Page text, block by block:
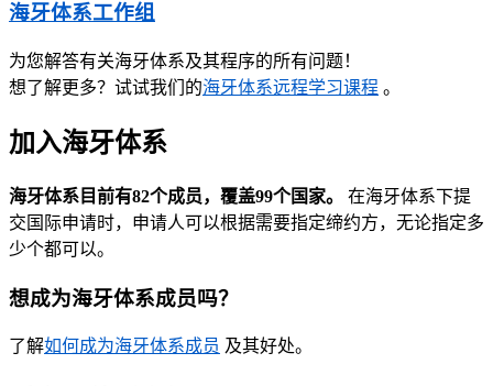
海牙体系工作组
为您解答有关海牙体系及其程序的所有问题！
想了解更多？试试我们的海牙体系远程学习课程 。
加入海牙体系
海牙体系目前有82个成员，覆盖99个国家。
在海牙体系下提
交国际申请时，申请人可以根据需要指定缔约方，无论指定多
少个都可以。
想成为海牙体系成员吗？
了解如何成为海牙体系成员 及其好处。​​​​​​​